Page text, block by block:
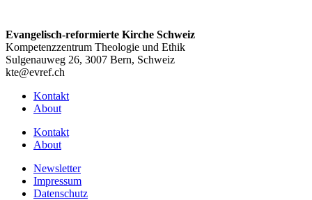
Evangelisch-reformierte Kirche Schweiz
Kompetenzzentrum Theologie und Ethik
Sulgenauweg 26, 3007 Bern, Schweiz
kte@evref.ch
Kontakt
About
Kontakt
About
Newsletter
Impressum
Datenschutz